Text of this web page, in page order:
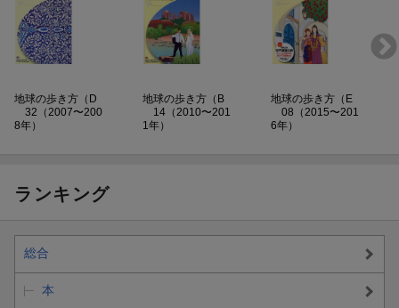
地球の歩き方（D
32（2007〜200
8年）
地球の歩き方（B
14（2010〜201
1年）
地球の歩き方（E
08（2015〜201
6年）
ランキング
総合
本